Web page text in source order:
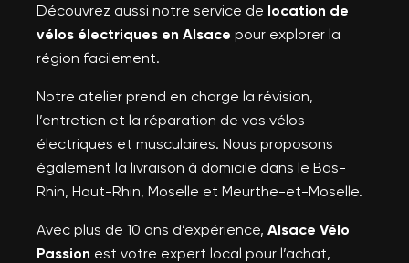
Découvrez aussi notre service de location de
vélos électriques en Alsace pour explorer la
région facilement.
Notre atelier prend en charge la révision,
l’entretien et la réparation de vos vélos
électriques et musculaires. Nous proposons
également la livraison à domicile dans le Bas-
Rhin, Haut-Rhin, Moselle et Meurthe-et-Moselle.
Avec plus de 10 ans d’expérience, Alsace Vélo
Passion est votre expert local pour l’achat,